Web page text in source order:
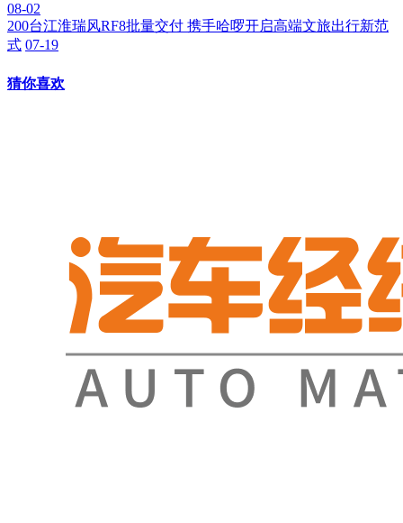
08-02
200台江淮瑞风RF8批量交付 携手哈啰开启高端文旅出行新范
式 07-19
猜你喜欢